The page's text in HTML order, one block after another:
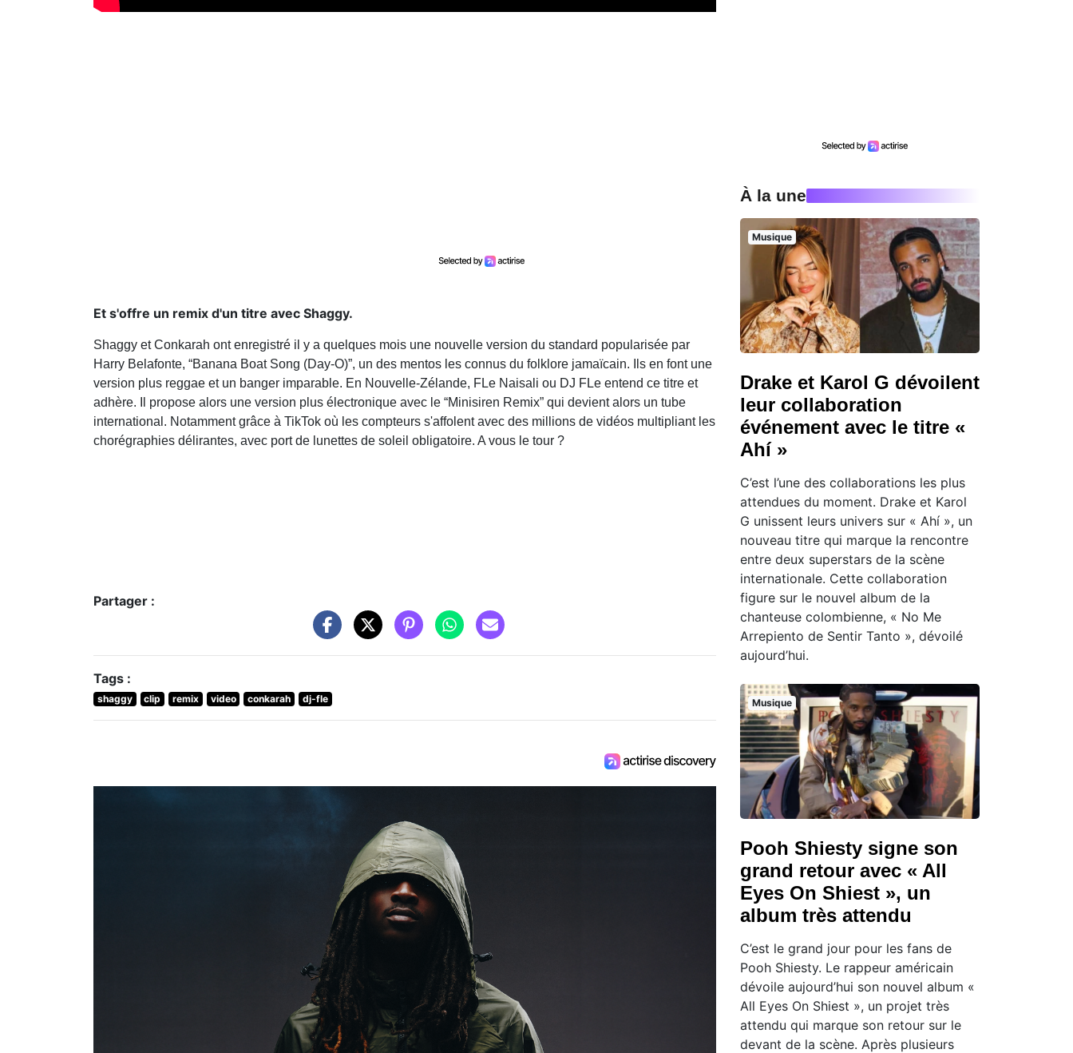
Et s'offre un remix d'un titre avec Shaggy.
Shaggy et Conkarah ont enregistré il y a quelques mois une nouvelle version du standard popularisée par
Harry Belafonte, “Banana Boat Song (Day-O)”, un des mentos les connus du folklore jamaïcain. Ils en font une
version plus reggae et un banger imparable. En Nouvelle-Zélande, FLe Naisali ou DJ FLe entend ce titre et
adhère. Il propose alors une version plus électronique avec le “Minisiren Remix” qui devient alors un tube
international. Notamment grâce à TikTok où les compteurs s'affolent avec des millions de vidéos multipliant les
chorégraphies délirantes, avec port de lunettes de soleil obligatoire. A vous le tour ?
Partager :
Tags :
shaggy clip remix video conkarah dj-fle
À la une
Musique
Drake et Karol G dévoilent
leur collaboration
événement avec le titre «
Ahí »
C’est l’une des collaborations les plus
attendues du moment. Drake et Karol
G unissent leurs univers sur « Ahí », un
nouveau titre qui marque la rencontre
entre deux superstars de la scène
internationale. Cette collaboration
figure sur le nouvel album de la
chanteuse colombienne, « No Me
Arrepiento de Sentir Tanto », dévoilé
aujourd’hui.
Musique
Pooh Shiesty signe son
grand retour avec « All
Eyes On Shiest », un
album très attendu
C’est le grand jour pour les fans de
Pooh Shiesty. Le rappeur américain
dévoile aujourd’hui son nouvel album «
All Eyes On Shiest », un projet très
attendu qui marque son retour sur le
devant de la scène. Après plusieurs